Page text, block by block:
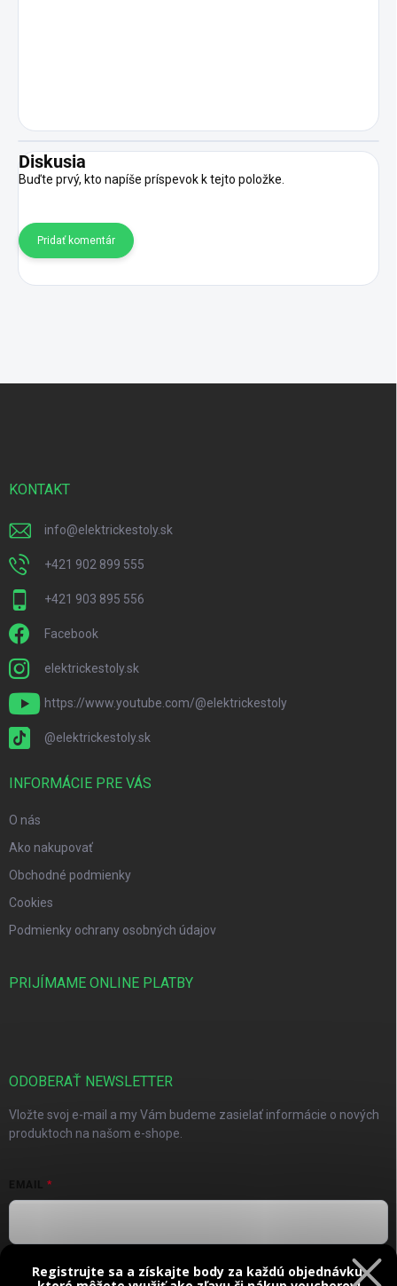
Diskusia
Buďte prvý, kto napíše príspevok k tejto položke.
Pridať komentár
KONTAKT
info@elektrickestoly.sk
+421 902 899 555
+421 903 895 556
Facebook
elektrickestoly.sk
https://www.youtube.com/@elektrickestoly
@elektrickestoly.sk
INFORMÁCIE PRE VÁS
O nás
Ako nakupovať
Obchodné podmienky
Cookies
Podmienky ochrany osobných údajov
PRIJÍMAME ONLINE PLATBY
ODOBERAŤ NEWSLETTER
Vložte svoj e-mail a my Vám budeme zasielať informácie o nových
produktoch na našom e-shope.
Vložením e-mailu súhlasíte spodmienkami ochrany osobných
Registrujte sa a získajte body za každú objednávku,